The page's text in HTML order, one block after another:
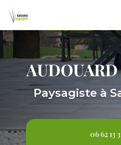
contenu
principal
Paysagiste à
06 62 13